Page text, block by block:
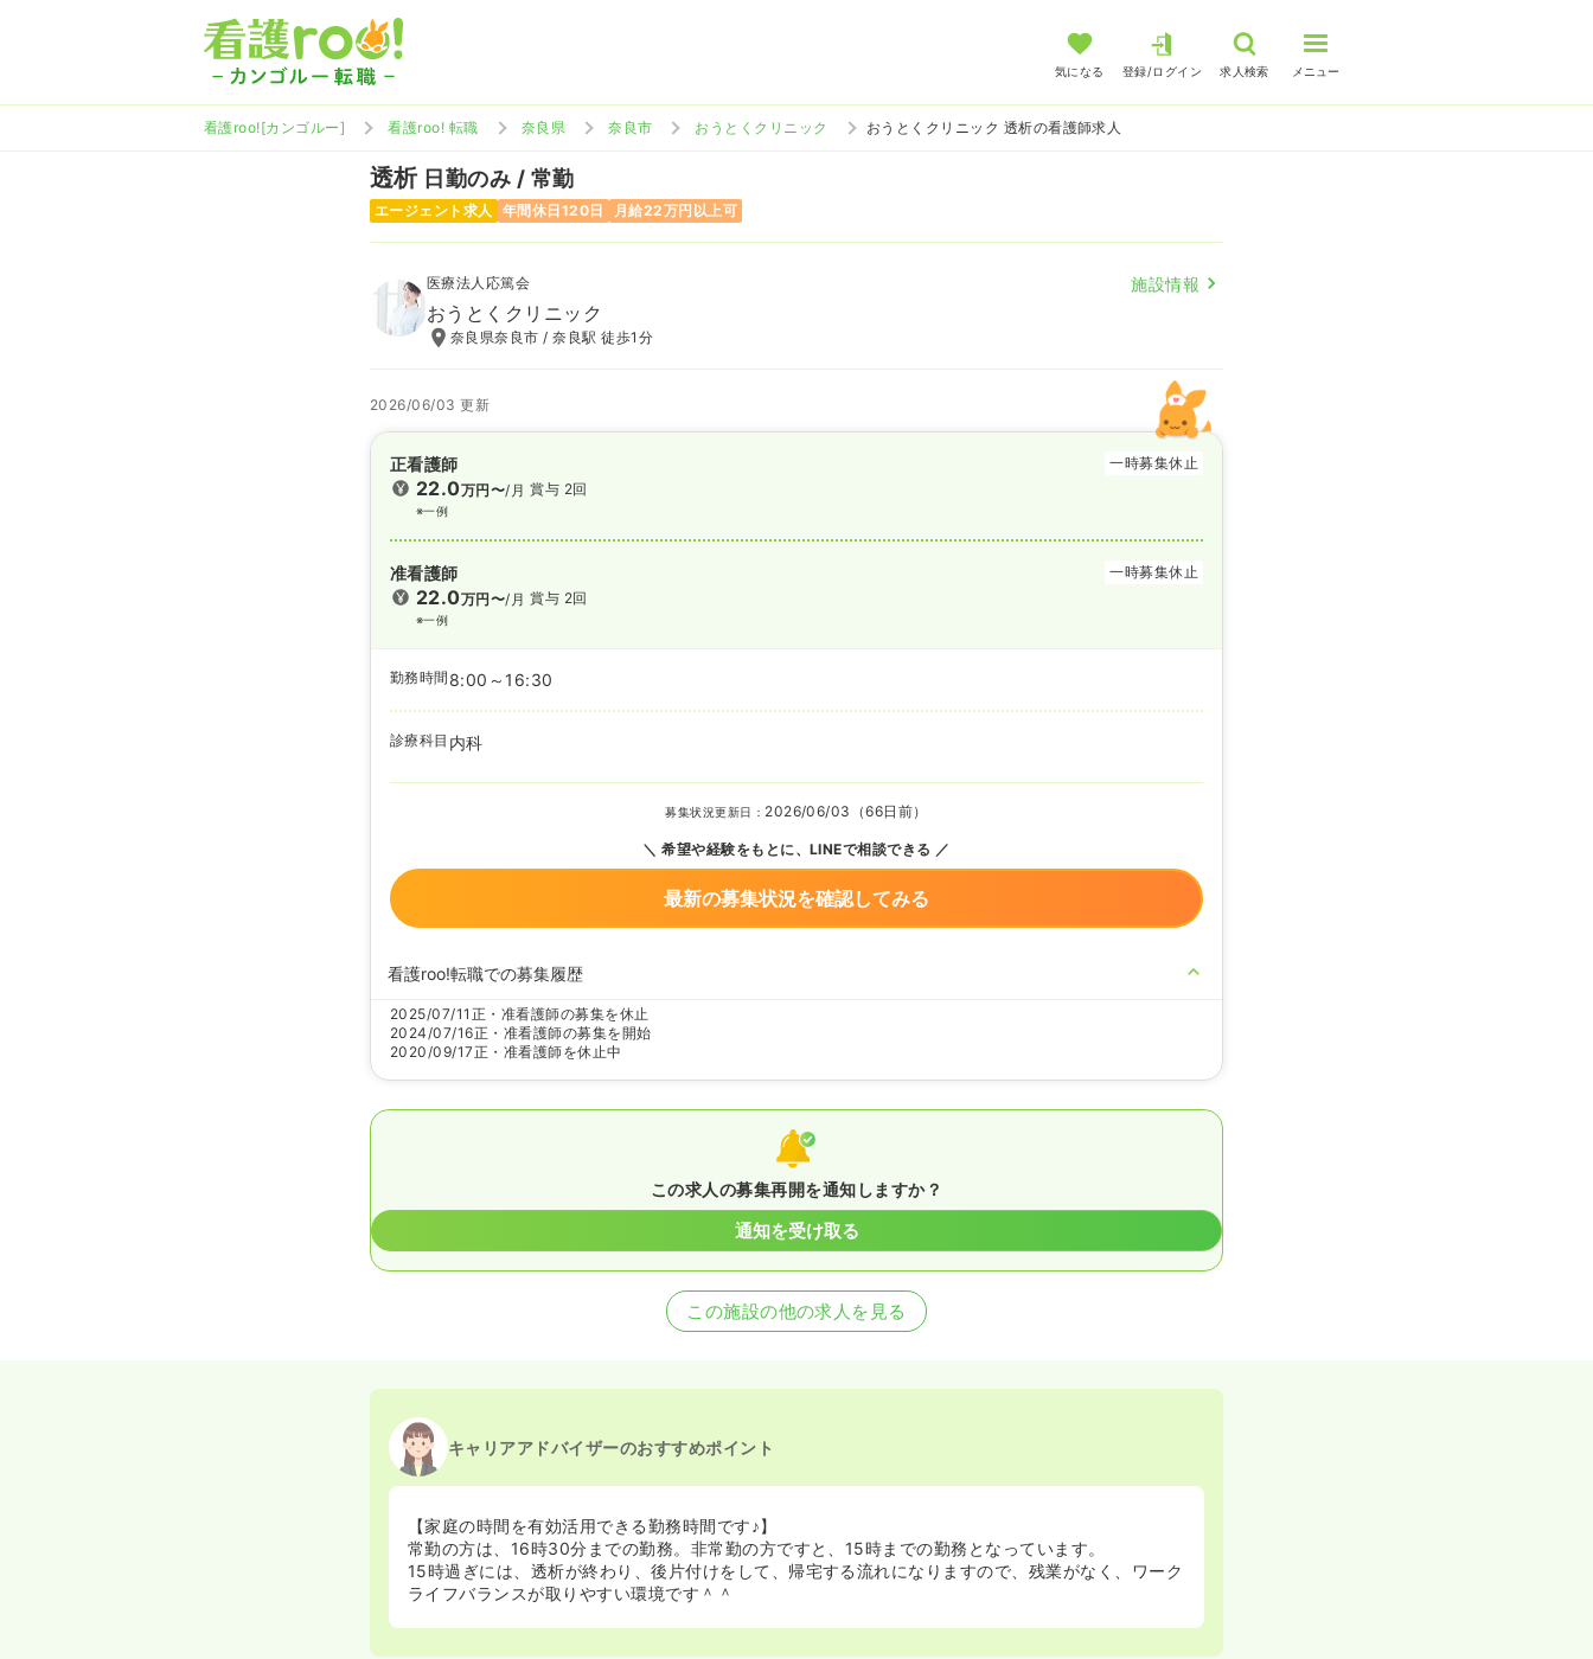
気になる 登録/ログイン 求人検索 メニュー
看護roo![カンゴルー] 看護roo! 転職 奈良県 奈良市 おうとくクリニック おうとくクリニック 透析の看護師求人
透析日勤のみ / 常勤
エージェント求人 年間休日120日 月給22万円以上可
医療法人応篤会 施設情報
おうとくクリニック
奈良県奈良市 / 奈良駅 徒歩1分
2026/06/03 更新
正看護師 一時募集休止
22.0万円〜/月
※一例
賞与 2回
准看護師 一時募集休止
22.0万円〜/月
※一例
賞与 2回
勤務時間 8:00～16:30
診療科目 内科
募集状況更新日： 2026/06/03（66日前）
希望や経験をもとに、LINEで相談できる
最新の募集状況を確認してみる
看護roo!転職での募集履歴
2025/07/11 正・准看護師の募集を休止
2024/07/16正・准看護師の募集を開始
2020/09/17正・准看護師を休止中
この求人の募集再開を通知しますか？
通知を受け取る
この施設の他の求人を見る
キャリアアドバイザーのおすすめポイント
【家庭の時間を有効活用できる勤務時間です♪】
常勤の方は、16時30分までの勤務。非常勤の方ですと、15時までの勤務となっています。
15時過ぎには、透析が終わり、後片付けをして、帰宅する流れになりますので、残業がなく、ワーク
ライフバランスが取りやすい環境です＾＾